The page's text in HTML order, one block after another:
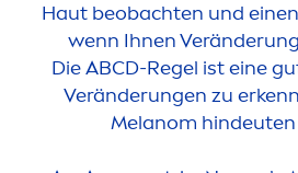
Haut beobachten und
wenn Ihnen
Die ABCD-Regel ist eine
Veränderungen zu
Melanom